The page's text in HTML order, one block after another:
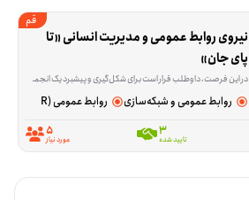
قم
نیروی روابط عمومی و مدیریت انسانی «تا
پای جان»
در این فرصت، داوطلب قرار است برای شکل‌گیری و پیشبرد یک انجمن مشارکت‌محور آنلاین در شرایط بحرانی و جنگی نقش تیم نیروی انسانی و روابط عمومی را بر عهده بگیرد. بخش مهم کار، ارتباط گرفتن با افراد، پیگیری کارها و کمک به هماهنگ شدن مسیر فعالیت‌هاست تا وب سایت مجموعه «تا پای جان» بتواند منسجم‌تر جلو
روابط عمومی و شبکه‌سازی روابط عمومی (PR)
3
تایید شده 5
مورد نیاز